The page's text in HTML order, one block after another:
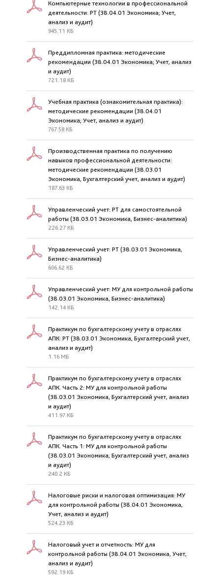
Компьютерные технологии в профессиональной
деятельности: РТ (38.04.01 Экономика; Учет,
анализ и аудит)
945.11 КБ
Преддипломная практика: методические
рекомендации (38.04.01 Экономика; Учет, анализ
и аудит)
721.18 КБ
Учебная практика (ознакомительная практика):
методические рекомендации (38.04.01
Экономика; Учет, анализ и аудит)
767.58 КБ
Производственная практика по получению
навыков профессиональной деятельности:
методические рекомендации (38.03.01
Экономика, Бухгалтерский учет, анализ и аудит)
187.63 КБ
Управленческий учет: РТ для самостоятельной
работы (38.03.01 Экономика, Бизнес-аналитика)
226.27 КБ
Управленческий учет: РТ (38.03.01 Экономика,
Бизнес-аналитика)
606.62 КБ
Управленческий учет: МУ для контрольной работы
(38.03.01 Экономика, Бизнес-аналитика)
142.14 КБ
Практикум по бухгалтерскому учету в отраслях
АПК: РТ (38.03.01 Экономика, Бухгалтерский учет,
анализ и аудит)
1.16 МБ
Практикум по бухгалтерскому учету в отраслях
АПК. Часть 2: МУ для контрольной работы
(38.03.01 Экономика, Бухгалтерский учет, анализ
и аудит)
411.97 КБ
Практикум по бухгалтерскому учету в отраслях
АПК. Часть 1: МУ для контрольной работы
(38.03.01 Экономика, Бухгалтерский учет, анализ
и аудит)
240.2 КБ
Налоговые риски и налоговая оптимизация: МУ
для контрольной работы (38.04.01 Экономика,
Учет, анализ и аудит)
524.23 КБ
Налоговый учет и отчетность: МУ для
контрольной работы (38.04.01 Экономика, Учет,
анализ и аудит)
592.19 КБ